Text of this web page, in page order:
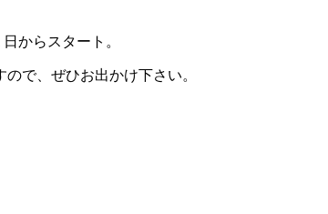
からスタート。
で、ぜひお出かけ下さい。